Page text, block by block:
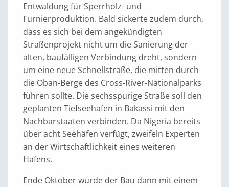
Entwaldung für Sperrholz- und
Furnierproduktion. Bald sickerte zudem durch,
dass es sich bei dem angekündigten
Straßenprojekt nicht um die Sanierung der
alten, baufälligen Verbindung dreht, sondern
um eine neue Schnellstraße, die mitten durch
die Oban-Berge des Cross-River-Nationalparks
führen sollte. Die sechsspurige Straße soll den
geplanten Tiefseehafen in Bakassi mit den
Nachbarstaaten verbinden. Da Nigeria bereits
über acht Seehäfen verfügt, zweifeln Experten
an der Wirtschaftlichkeit eines weiteren
Hafens.
Ende Oktober wurde der Bau dann mit einem